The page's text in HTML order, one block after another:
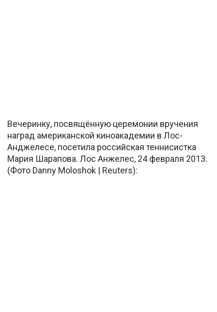
Вечеринку, посвящённую церемонии вручения
наград американской киноакадемии в Лос-
Анджелесе, посетила российская теннисистка
Мария Шарапова. Лос Анжелес, 24 февраля 2013.
(Фото Danny Moloshok | Reuters):